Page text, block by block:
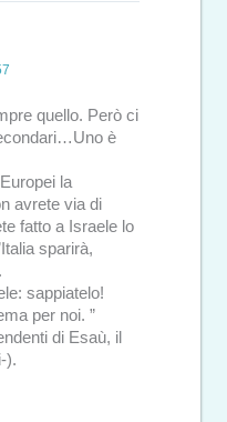
quello. Però ci
è
la
avrete via di
fatto a Israele lo
sparirà,
sappiatelo!
per noi. ”
di Esaù, il
).